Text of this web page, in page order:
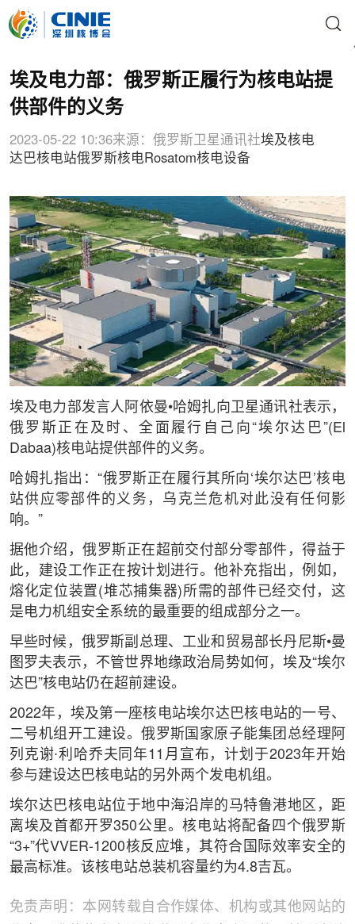
埃及电力部：俄罗斯正履行为核电站提
供部件的义务
2023-05-22 10:36来源：俄罗斯卫星通讯社埃及核电
达巴核电站俄罗斯核电 Rosatom核电设备
埃及电力部发言人阿依曼•哈姆扎向卫星通讯社表示，
俄罗斯正在及时、全面履行自己向“埃尔达巴”(El
Dabaa)核电站提供部件的义务。
哈姆扎指出：“俄罗斯正在履行其所向‘埃尔达巴’核电
站供应零部件的义务，乌克兰危机对此没有任何影
响。”
据他介绍，俄罗斯正在超前交付部分零部件，得益于
此，建设工作正在按计划进行。他补充指出，例如，
熔化定位装置(堆芯捕集器)所需的部件已经交付，这
是电力机组安全系统的最重要的组成部分之一。
早些时候，俄罗斯副总理、工业和贸易部长丹尼斯•曼
图罗夫表示，不管世界地缘政治局势如何，埃及“埃尔
达巴”核电站仍在超前建设。
2022年，埃及第一座核电站埃尔达巴核电站的一号、
二号机组开工建设。俄罗斯国家原子能集团总经理阿
列克谢∙利哈乔夫同年11月宣布，计划于2023年开始
参与建设达巴核电站的另外两个发电机组。
埃尔达巴核电站位于地中海沿岸的马特鲁港地区，距
离埃及首都开罗350公里。核电站将配备四个俄罗斯
“3+”代VVER-1200核反应堆，其符合国际效率安全的
最高标准。该核电站总装机容量约为4.8吉瓦。
免责声明：本网转载自合作媒体、机构或其他网站的